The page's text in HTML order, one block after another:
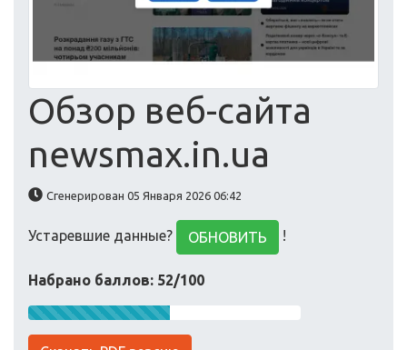
Обзор веб-сайта
newsmax.in.ua
Сгенерирован 05 Января 2026 06:42
Устаревшие данные? ОБНОВИТЬ !
Набрано баллов: 52/100